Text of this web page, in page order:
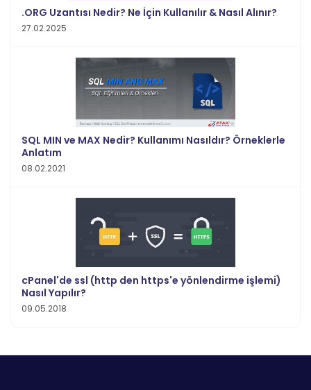
.ORG Uzantısı Nedir? Ne İçin Kullanılır & Nasıl Alınır?
27.02.2025
SQL MIN ve MAX Nedir? Kullanımı Nasıldır? Örneklerle
Anlatım
08.02.2021
cPanel'de ssl (http den https'e yönlendirme işlemi)
Nasıl Yapılır?
09.05.2018